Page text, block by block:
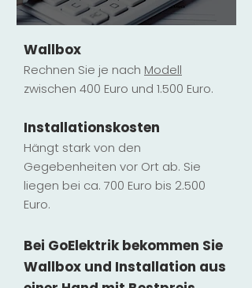
Wallbox
Rechnen Sie je nach Modell
zwischen 400 Euro und 1.500 Euro.
Installationskosten
Hängt stark von den
Gegebenheiten vor Ort ab. Sie
liegen bei ca. 700 Euro bis 2.500
Euro.
Bei GoElektrik bekommen Sie
Wallbox und Installation aus